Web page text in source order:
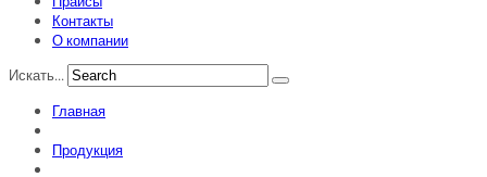
Контакты
О компании
Искать...
Главная
Продукция